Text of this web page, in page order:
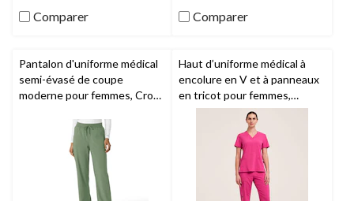
Comparer Comparer
Pantalon d'uniforme médical
semi-évasé de coupe
moderne pour femmes, Cross
Haut d’uniforme médical à
encolure en V et à panneaux
en tricot pour femmes,
Scrubletics